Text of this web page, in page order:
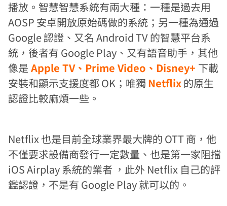
播放。智慧智慧系統有兩大種：一種是過去用
AOSP 安卓開放原始碼做的系統；另一種為通過
Google 認證、又名 Android TV 的智慧平台系
統，後者有 Google Play、又有語音助手，其他
像是 Apple TV、Prime Video、Disney+ 下載
安裝和顯示支援度都 OK；唯獨 Netflix的原生
認證比較麻煩一些。
Netflix 也是目前全球業界最大牌的 OTT 商，他
不僅要求設備商發行一定數量、也是第一家阻擋
iOS Airplay 系統的業者 ，此外 Netflix 自己的評
鑑認證，不是有 Google Play 就可以的。